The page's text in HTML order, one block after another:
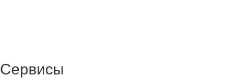
Сервисы